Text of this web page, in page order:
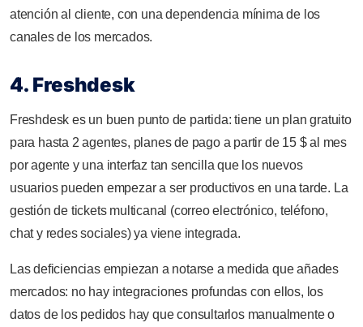
atención al cliente, con una dependencia mínima de los
canales de los mercados.
4. Freshdesk
Freshdesk es un buen punto de partida: tiene un plan gratuito
para hasta 2 agentes, planes de pago a partir de 15 $ al mes
por agente y una interfaz tan sencilla que los nuevos
usuarios pueden empezar a ser productivos en una tarde. La
gestión de tickets multicanal (correo electrónico, teléfono,
chat y redes sociales) ya viene integrada.
Las deficiencias empiezan a notarse a medida que añades
mercados: no hay integraciones profundas con ellos, los
datos de los pedidos hay que consultarlos manualmente o